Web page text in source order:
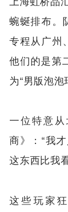
蜿蜒排布。
专程从广州
他们的是第
为“男版泡泡
一位特意
商》：“我
这东西比我
这些玩家